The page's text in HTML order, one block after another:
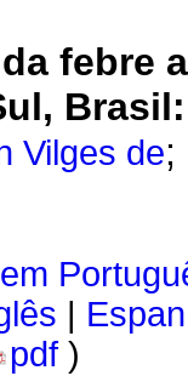
febre
Brasil
Vilges de;
pdf )